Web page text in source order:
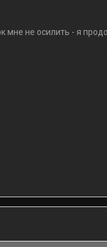
мне не осилить - я